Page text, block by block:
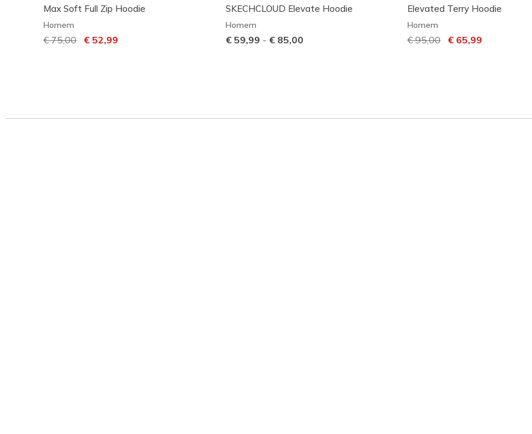
Max Soft Full Zip Hoodie
Homem
Preço com desconto de
€ 75,00 para
€ 52,99
SKECHCLOUD Elevate Hoodie
Homem
€ 59,99 - € 85,00
Elevated Terry Hoodie
Homem
Preço com desconto de
€ 95,00 para
€ 65,99